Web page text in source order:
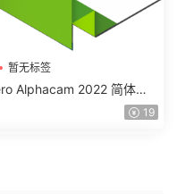
暂无标签
Alphacam 2022 简体中
19